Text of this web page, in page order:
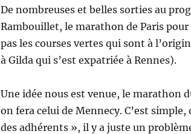
De nombreuses et belles sorties au
Rambouillet, le marathon de Paris
pas les courses vertes qui sont à
à Gilda qui s’est expatriée à Rennes).
Une idée nous est venue, le
on fera celui de Mennecy. C’est
des adhérents », il y a juste un